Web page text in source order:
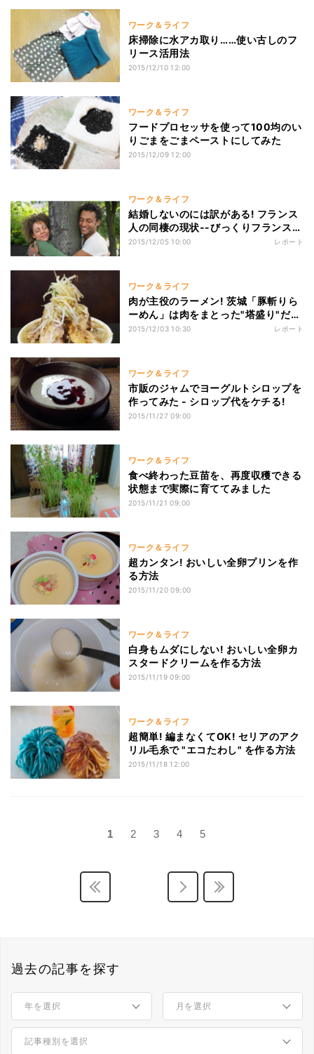
ワーク＆ライフ
床掃除に水アカ取り……使い古しのフ
リース活用法
2015/12/10 12:00
ワーク＆ライフ
フードプロセッサを使って100均のい
りごまをごまペーストにしてみた
2015/12/09 12:00
ワーク＆ライフ
結婚しないのには訳がある! フランス
人の同棲の現状--びっくりフランス事
情
2015/12/05 10:00 レポート
ワーク＆ライフ
肉が主役のラーメン! 茨城「豚斬りら
ーめん」は肉をまとった"塔盛り"だっ
た
2015/12/03 10:30 レポート
ワーク＆ライフ
市販のジャムでヨーグルトシロップを
作ってみた - シロップ代をケチる!
2015/11/27 09:00
ワーク＆ライフ
食べ終わった豆苗を、再度収穫できる
状態まで実際に育ててみました
2015/11/21 09:00
ワーク＆ライフ
超カンタン! おいしい全卵プリンを作
る方法
2015/11/20 09:00
ワーク＆ライフ
白身もムダにしない! おいしい全卵カ
スタードクリームを作る方法
2015/11/19 09:00
ワーク＆ライフ
超簡単! 編まなくてOK! セリアのアク
リル毛糸で "エコたわし" を作る方法
2015/11/18 12:00
1 2 3 4 5
過去の記事を探す